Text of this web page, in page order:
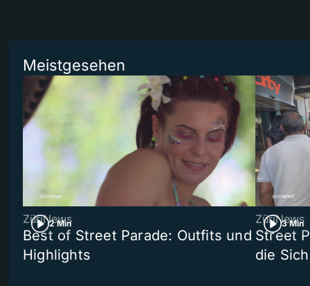
Meistgesehen
2 Min
ZüriNews
Best of Street Parade: Outfits und
Highlights
3 Min
ZüriNews
Street
die